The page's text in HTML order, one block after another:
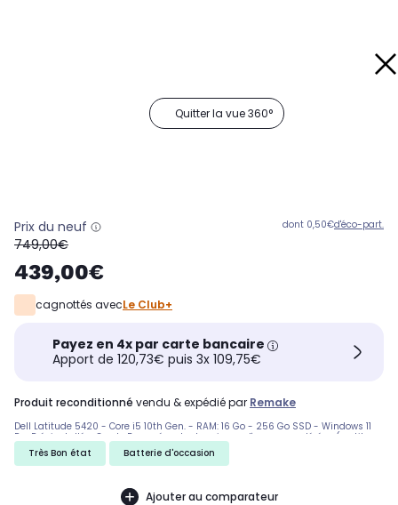
Quitter la vue 360°
Prix du neuf
oldPrice
749,00€
439,00€
dont 0,50€d'éco-part.
cagnottés avecLe Club+
Payez en 4x par carte bancaire
Apport de 120,73€ puis 3x 109,75€
produit reconditionné vendu & expédié par Remake
Dell Latitude 5420 - Core i5 10th Gen. - RAM: 16 Go - 256 Go SSD - Windows 11
Pro Pré-installé - Grade B => présente des signes d'usures modérées ( petites
griffes et/ou rayures ) - Livré avec son chargeur. Facture à votre nom +
Garantie 1 an. Envoi rapide et soigné !!!
Très Bon état Batterie d'occasion
Ajouter au comparateur